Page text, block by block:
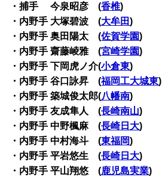
・捕手 今泉昭彦 (香椎)
・内野手 大塚碧波 (大牟田)
・内野手 奥田陽太 (佐賀学園)
・内野手 齋藤崚雅 (宮崎学園)
・内野手 下岡虎ノ介(小倉東)
・内野手 谷口詠昇 (福岡工大城東)
・内野手 築城俊太郎(八幡南)
・内野手 友成隼人 (長崎南山)
・内野手 中野楓麻 (長崎日大)
・内野手 中村海斗 (東福岡)
・内野手 平岩悠生 (長崎日大)
・内野手 平山翔悠 (鹿児島実業)